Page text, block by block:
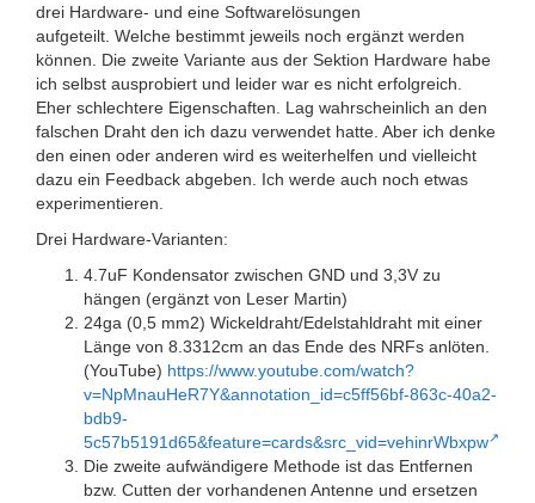
drei Hardware- und eine Softwarelösungen
aufgeteilt. Welche bestimmt jeweils noch ergänzt werden
können. Die zweite Variante aus der Sektion Hardware habe
ich selbst ausprobiert und leider war es nicht erfolgreich.
Eher schlechtere Eigenschaften. Lag wahrscheinlich an den
falschen Draht den ich dazu verwendet hatte. Aber ich denke
den einen oder anderen wird es weiterhelfen und vielleicht
dazu ein Feedback abgeben. Ich werde auch noch etwas
experimentieren.
Drei Hardware-Varianten:
4.7uF Kondensator zwischen GND und 3,3V zu
hängen (ergänzt von Leser Martin)
24ga (0,5 mm2) Wickeldraht/Edelstahldraht mit einer
Länge von 8.3312cm an das Ende des NRFs anlöten.
(YouTube) https://www.youtube.com/watch?
v=NpMnauHeR7Y&annotation_id=c5ff56bf-863c-40a2-
bdb9-
5c57b5191d65&feature=cards&src_vid=vehinrWbxpw
Die zweite aufwändigere Methode ist das Entfernen
bzw. Cutten der vorhandenen Antenne und ersetzen